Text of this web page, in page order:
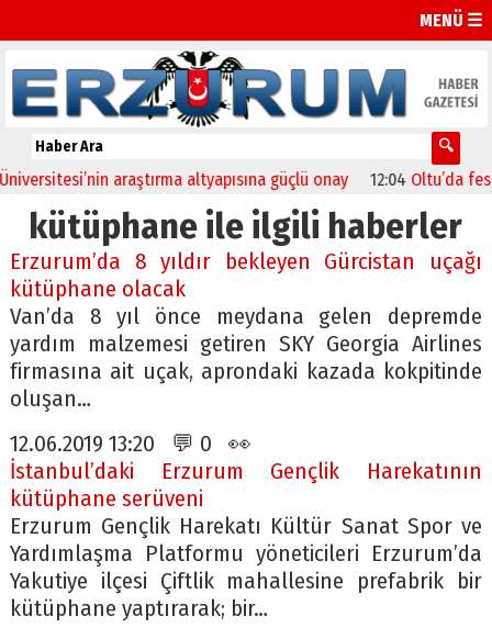
MENÜ ☰
araştırma altyapısına güçlü onay 12:04 Oltu’da festival
kütüphane ile ilgili haberler
Erzurum’da 8 yıldır bekleyen Gürcistan uçağı
kütüphane olacak
Van’da 8 yıl önce meydana gelen depremde
yardım malzemesi getiren SKY Georgia Airlines
firmasına ait uçak, aprondaki kazada kokpitinde
oluşan…
12.06.2019 13:20 💬 0 👀
İstanbul’daki Erzurum Gençlik Harekatının
kütüphane serüveni
Erzurum Gençlik Harekatı Kültür Sanat Spor ve
Yardımlaşma Platformu yöneticileri Erzurum’da
Yakutiye ilçesi Çiftlik mahallesine prefabrik bir
kütüphane yaptırarak; bir…